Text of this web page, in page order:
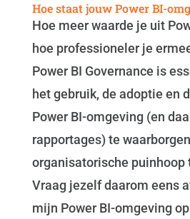
Hoe staat jouw Power BI-
Hoe meer waarde je uit
hoe professioneler je
Power BI Governance is
het gebruik, de adoptie en
Power BI-omgeving (en
rapportages) te
organisatorische puinhoop
Vraag jezelf daarom eens
mijn Power BI-omgeving